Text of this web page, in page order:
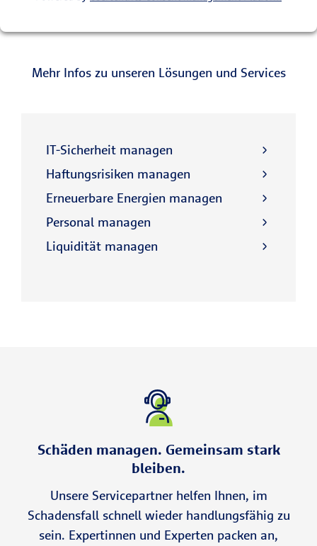
Mehr Infos zu unseren Lösungen und Services
IT-Sicherheit managen
Haftungsrisiken managen
Erneuerbare Energien managen
Personal managen
Liquidität managen
Schäden managen. Gemeinsam stark
bleiben.
Unsere Servicepartner helfen Ihnen, im
Schadensfall schnell wieder handlungsfähig zu
sein. Expertinnen und Experten packen an,